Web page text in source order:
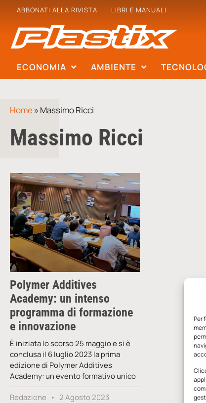
Per
ABBONATI ALLA RIVISTA LIBRI E MANUALI
ECONOMIA AMBIENTE
Home» Massimo Ricci
Massimo Ricci
Polymer Additives
Academy: un intenso
programma di formazione
e innovazione
È iniziata lo scorso 25 maggio e si è
conclusa il 6 luglio 2023 la prima
edizione di Polymer Additives
Academy: un evento formativo unico
Redazione 2 Agosto 2023